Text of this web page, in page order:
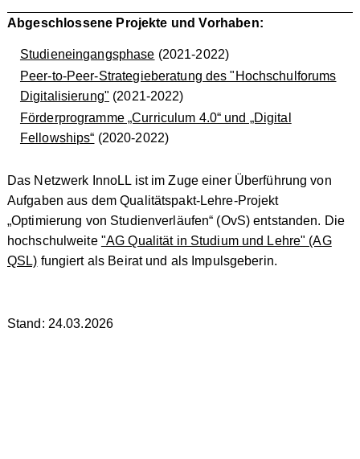
Abgeschlossene Projekte und Vorhaben:
Studieneingangsphase (2021-2022)
Peer-to-Peer-Strategieberatung des "Hochschulforums
Digitalisierung" (2021-2022)
Förderprogramme „Curriculum 4.0“ und „Digital
Fellowships“ (2020-2022)
Das Netzwerk InnoLL ist im Zuge einer Überführung von
Aufgaben aus dem Qualitätspakt-Lehre-Projekt
„Optimierung von Studienverläufen“ (OvS) entstanden. Die
hochschulweite "AG Qualität in Studium und Lehre" (AG
QSL) fungiert als Beirat und als Impulsgeberin.
Stand: 24.03.2026